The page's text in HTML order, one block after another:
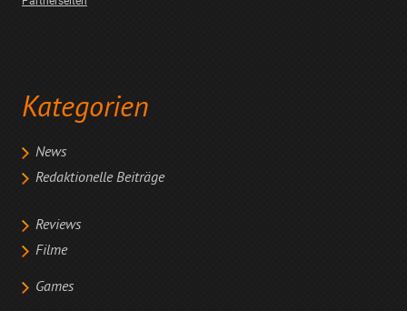
Kategorien
News
Redaktionelle Beiträge
Reviews
Filme
Games